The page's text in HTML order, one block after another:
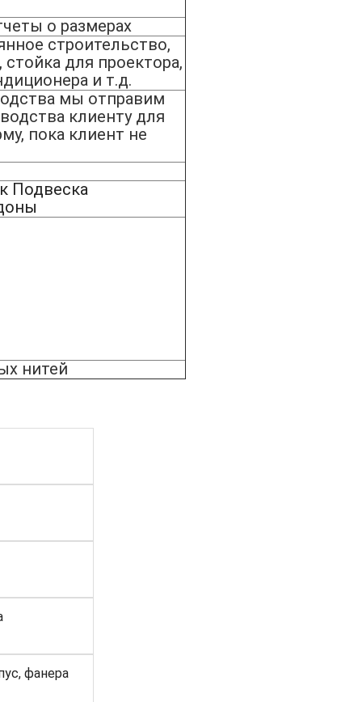
о размерах
строительство,
для проектора,
и т.д.
мы отправим
клиенту для
пока клиент не
Подвеска
нитей
фанера